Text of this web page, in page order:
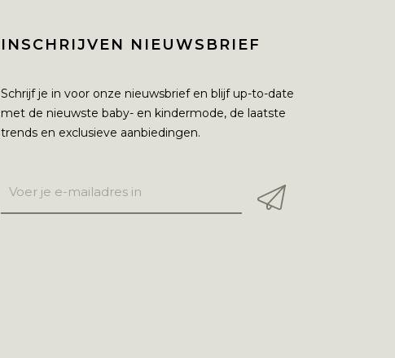
INSCHRIJVEN NIEUWSBRIEF
Schrijf je in voor onze nieuwsbrief en blijf up-to-date
met de nieuwste baby- en kindermode, de laatste
trends en exclusieve aanbiedingen.